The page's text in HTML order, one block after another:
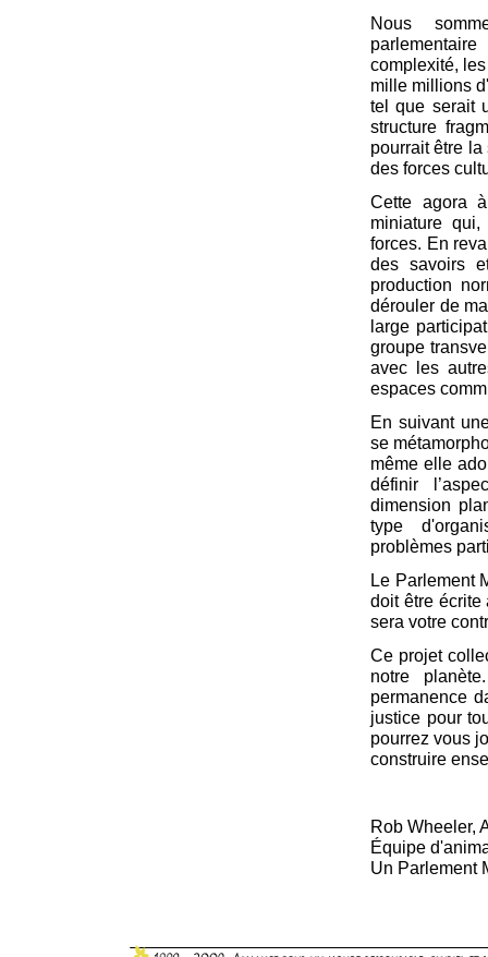
Nous
complexité,
mille millions
tel que serait
structure
pourrait être
des forces
Cette agora
miniature
forces. En
des savoirs
production
dérouler de
large
groupe
avec les
espaces
En suivant
se
même elle
définir
dimension
type
problèmes
Le Parlement
doit être écrite
sera votre
Ce projet
notre
permanence
justice pour
pourrez vous
construire
Rob Wheeler,
Équipe
Un Parlement